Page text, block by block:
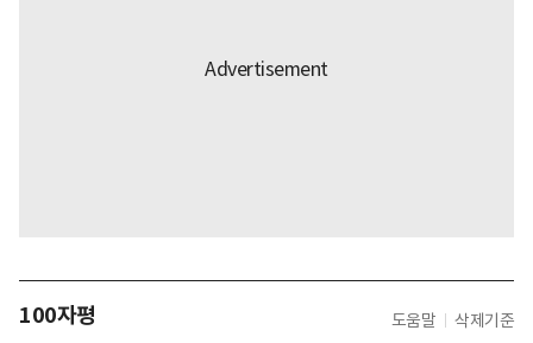
100자평 도움말 삭제기준